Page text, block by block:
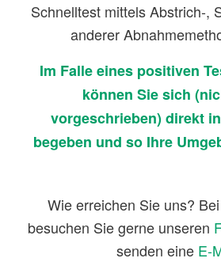
Schnelltest mittels Abstrich-,
anderer
Im Falle eines positiven
können Sie sich
vorgeschrieben) direkt
begeben und so Ihre
Wie erreichen Sie uns?
besuchen Sie gerne unseren
senden eine E-